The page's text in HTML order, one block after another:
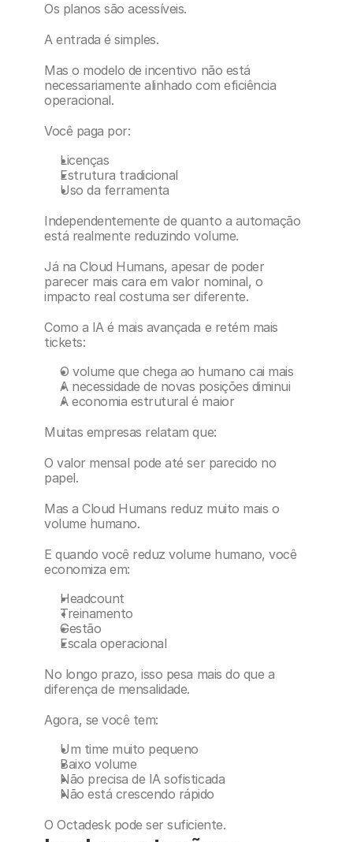
Os planos são acessíveis.
A entrada é simples.
Mas o modelo de incentivo não está
necessariamente alinhado com eficiência
operacional.
Você paga por:
Licenças
Estrutura tradicional
Uso da ferramenta
Independentemente de quanto a automação
está realmente reduzindo volume.
Já na Cloud Humans, apesar de poder
parecer mais cara em valor nominal, o
impacto real costuma ser diferente.
Como a IA é mais avançada e retém mais
tickets:
O volume que chega ao humano cai mais
A necessidade de novas posições diminui
A economia estrutural é maior
Muitas empresas relatam que:
O valor mensal pode até ser parecido no
papel.
Mas a Cloud Humans reduz muito mais o
volume humano.
E quando você reduz volume humano, você
economiza em:
Headcount
Treinamento
Gestão
Escala operacional
No longo prazo, isso pesa mais do que a
diferença de mensalidade.
Agora, se você tem:
Um time muito pequeno
Baixo volume
Não precisa de IA sofisticada
Não está crescendo rápido
O Octadesk pode ser suficiente.